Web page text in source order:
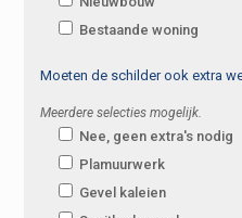
Bestaande woning
Moeten de schilder ook extra
Meerdere selecties mogelijk.
Nee, geen extra's nodig
Plamuurwerk
Gevel kaleien